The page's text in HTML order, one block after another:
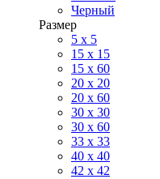
Черный
Размер
5 x 5
15 x 15
15 x 60
20 х 20
20 x 60
30 х 30
30 x 60
33 x 33
40 х 40
42 x 42